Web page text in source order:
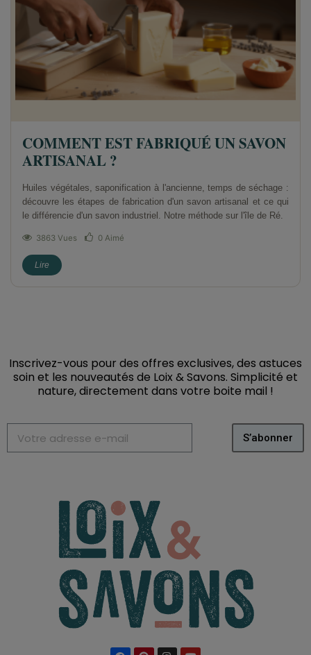
COMMENT EST FABRIQUÉ UN SAVON
ARTISANAL ?
3863 Vues 0 Aimé
Huiles végétales, saponification à l'ancienne, temps de séchage :
découvre les étapes de fabrication d'un savon artisanal et ce qui
le différencie d'un savon industriel. Notre méthode sur l'île de Ré.
Lire
Inscrivez-vous pour des offres exclusives, des astuces
soin et les nouveautés de Loix & Savons. Simplicité et
nature, directement dans votre boite mail !
S’abonner